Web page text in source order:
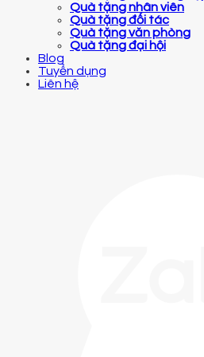
Quà tặng nhân viên
Quà tặng đối tác
Quà tặng văn phòng
Quà tặng đại hội
Blog
Tuyển dụng
Liên hệ